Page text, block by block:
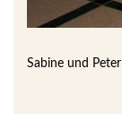
Sabine und